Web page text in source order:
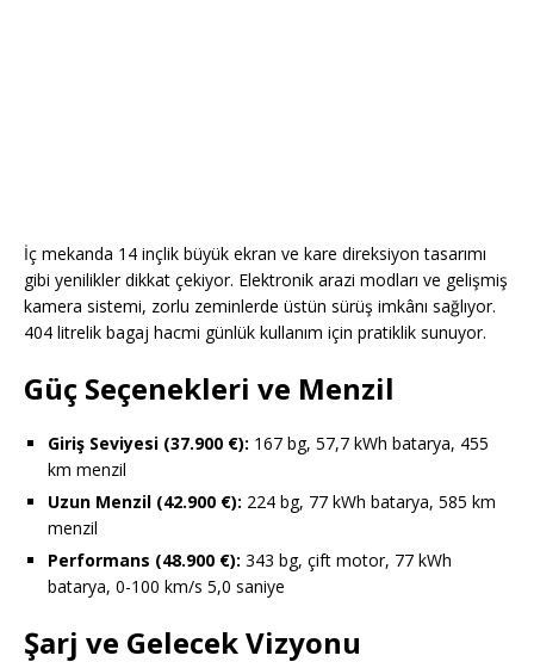
İç mekanda 14 inçlik büyük ekran ve kare direksiyon tasarımı
gibi yenilikler dikkat çekiyor. Elektronik arazi modları ve gelişmiş
kamera sistemi, zorlu zeminlerde üstün sürüş imkânı sağlıyor.
404 litrelik bagaj hacmi günlük kullanım için pratiklik sunuyor.
Güç Seçenekleri ve Menzil
Giriş Seviyesi (37.900 €): 167 bg, 57,7 kWh batarya, 455
km menzil
Uzun Menzil (42.900 €): 224 bg, 77 kWh batarya, 585 km
menzil
Performans (48.900 €): 343 bg, çift motor, 77 kWh
batarya, 0-100 km/s 5,0 saniye
Şarj ve Gelecek Vizyonu